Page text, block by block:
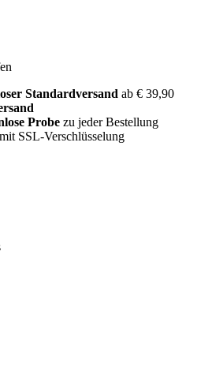
Standardversand ab € 39,90
Probe zu jeder Bestellung
mit SSL-Verschlüsselung